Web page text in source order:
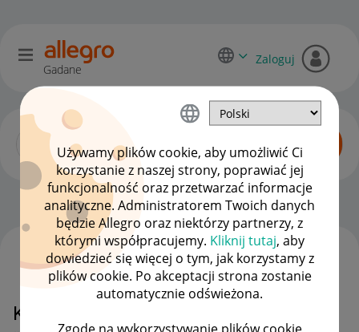
Używamy plików cookie, aby umożliwić Ci
korzystanie z naszej strony, poprawiać jej
funkcjonalność oraz przetwarzać informacje
analityczne. Administratorem Twoich danych
będzie Allegro oraz niektórzy partnerzy, z
którymi współpracujemy. Kliknij tutaj, aby
dowiedzieć się więcej o tym, jak korzystamy z
plików cookie. Po akceptacji strona zostanie
automatycznie odświeżona.
Zgodę na wykorzystywanie plików cookie
Gadane
Zaloguj
Zaawansowani sprzedawcy OPCJE
Klient wystawił negatyw - bo nie
WSZYSTKIE TEMATY